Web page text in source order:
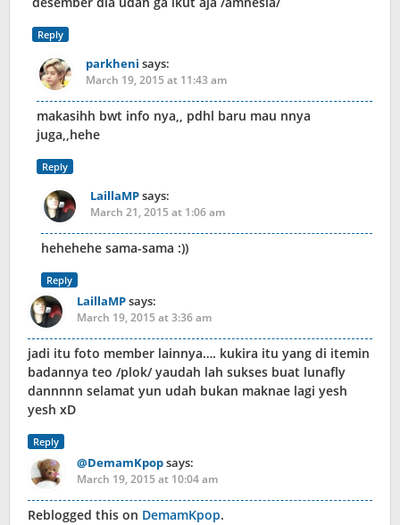
Reply
parkheni says:
March 19, 2015 at 11:43 am
makasihh bwt info nya,, pdhl baru mau nnya
juga,,hehe
Reply
LaillaMPsays:
March 21, 2015 at 1:06 am
hehehehe sama-sama :))
Reply
LaillaMPsays:
March 19, 2015 at 3:36 am
jadi itu foto member lainnya…. kukira itu yang di itemin
badannya teo /plok/ yaudah lah sukses buat lunafly
dannnnn selamat yun udah bukan maknae lagi yesh
yesh xD
Reply
@DemamKpopsays:
March 19, 2015 at 10:04 am
Reblogged this on DemamKpop.